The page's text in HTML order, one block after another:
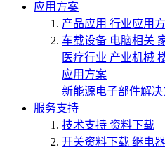
应用方案
产品应用 行业应用
车载设备 电脑相关
医疗行业 产业机械
应用方案
新能源电子部件解
服务支持
技术支持 资料下载
开关资料下载 继电